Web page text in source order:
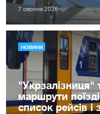
7 серпня 2026
НОВИНИ
"Укрзалізниця"
маршрути
список рейсів і